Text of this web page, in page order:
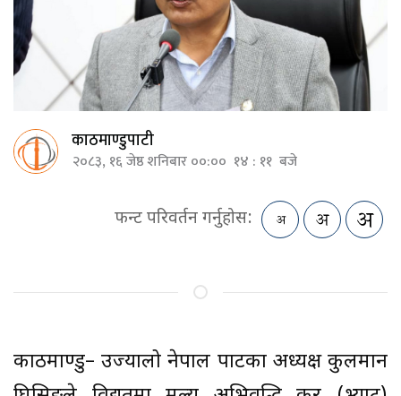
काठमाण्डुपाटी
२०८३, १६ जेष्ठ शनिबार ००:०० १४ : ११ बजे
फन्ट परिवर्तन गर्नुहोस:
काठमाण्डु– उज्यालो नेपाल पार्टीका अध्यक्ष कुलमान